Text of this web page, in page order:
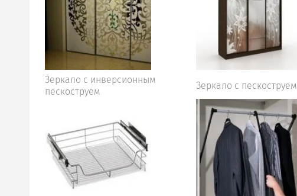
Зеркало с инверсионным
пескоструем
Зеркало с пескоструем